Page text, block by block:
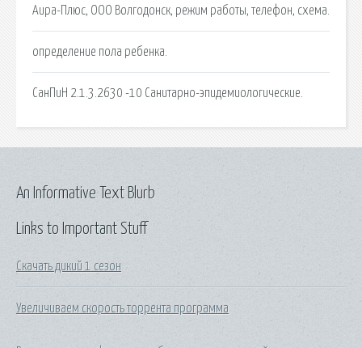
Аира-Плюс, ООО Волгодонск, режим работы, телефон, схема.
определение пола ребенка.
СанПиН 2.1.3.2630 -10 Санитарно-эпидемиологические.
Links to Important Stuff
Скачать дикий 1 сезон
Увеличиваем скорость торрента программа
An Informative Text Blurb